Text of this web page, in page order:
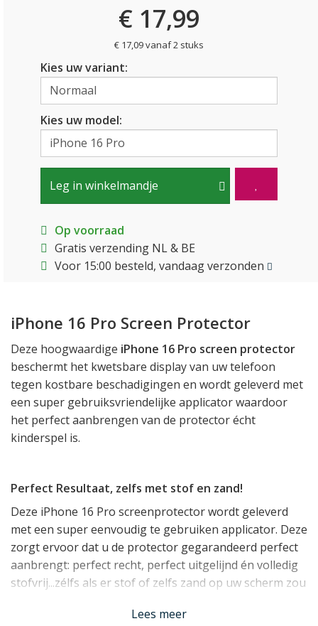
€ 17,99
€ 17,09 vanaf 2 stuks
Kies uw variant:
Kies uw model:
Leg in winkelmandje
Op voorraad
Gratis verzending NL & BE
Voor 15:00 besteld, vandaag verzonden
iPhone 16 Pro Screen Protector
Deze hoogwaardige iPhone 16 Pro screen protector
beschermt het kwetsbare display van uw telefoon
tegen kostbare beschadigingen en wordt geleverd met
een super gebruiksvriendelijke applicator waardoor
het perfect aanbrengen van de protector écht
kinderspel is.
Perfect Resultaat, zelfs met stof en zand!
Deze iPhone 16 Pro screenprotector wordt geleverd
met een super eenvoudig te gebruiken applicator. Deze
zorgt ervoor dat u de protector gegarandeerd perfect
aanbrengt: perfect recht, perfect uitgelijnd én volledig
stofvrij...zélfs als er stof of zelfs zand op uw scherm zou
Lees meer